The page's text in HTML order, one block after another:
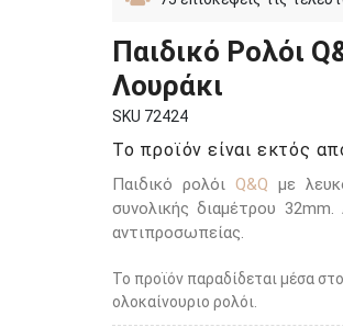
Παιδικό Ρολόι
Λουράκι
SKU 72424
Το προϊόν είναι εκτός
Παιδικό ρολόι Q&Q με
συνολικής διαμέτρου
αντιπροσωπείας.
Το προϊόν παραδίδεται μέσα
ολοκαίνουριο ρολόι.